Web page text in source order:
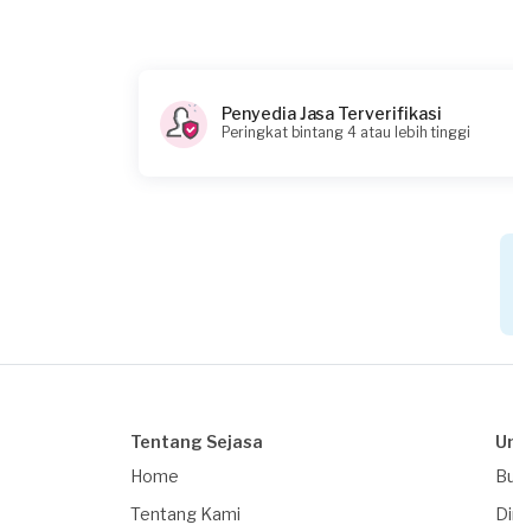
Berapa budget total untuk layanan ini?
Rp75.000 + Rp11.000 (biaya layanan) +
Penyedia Jasa Terverifikasi
Peringkat bintang 4 atau lebih tinggi
Tentang Sejasa
Home
Tentang Kami